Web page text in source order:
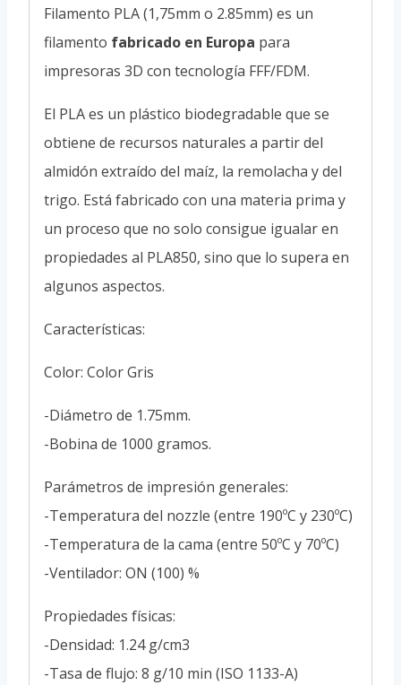
Filamento PLA (1,75mm o 2.85mm) es un
filamento fabricado en Europa para
impresoras 3D con tecnología FFF/FDM.
El PLA es un plástico biodegradable que se
obtiene de recursos naturales a partir del
almidón extraído del maíz, la remolacha y del
trigo. Está fabricado con una materia prima y
un proceso que no solo consigue igualar en
propiedades al PLA850, sino que lo supera en
algunos aspectos.
Características:
Color: Color Gris
-Diámetro de 1.75mm.
-Bobina de 1000 gramos.
Parámetros de impresión generales:
-Temperatura del nozzle (entre 190ºC y 230ºC)
-Temperatura de la cama (entre 50ºC y 70ºC)
-Ventilador: ON (100) %
Propiedades físicas:
-Densidad: 1.24 g/cm3
-Tasa de flujo: 8 g/10 min (ISO 1133-A)